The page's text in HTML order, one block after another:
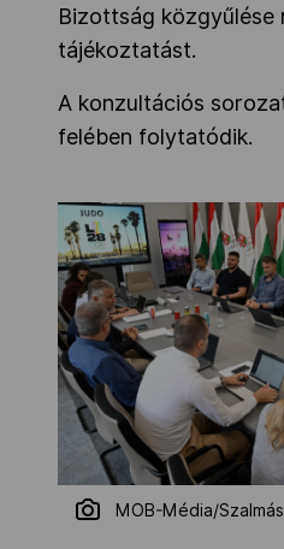
Bizottság közgyűlése
tájékoztatást.
A konzultációs
felében folytatódik.
MOB-Média/